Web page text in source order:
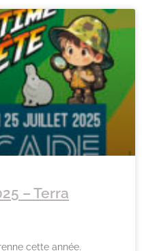
– Terra
cette année.